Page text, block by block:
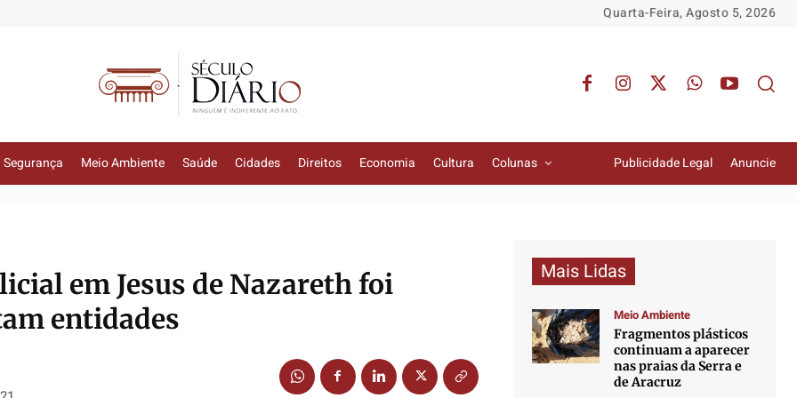
Quarta-Feira, Agosto 5, 2026
Segurança Meio Ambiente Saúde Cidades Direitos Economia Cultura Colunas Publicidade Legal Anuncie
em Jesus de Nazareth foi
entidades
Mais Lidas
Meio Ambiente
Fragmentos plásticos
continuam a aparecer
nas praias da Serra e
de Aracruz